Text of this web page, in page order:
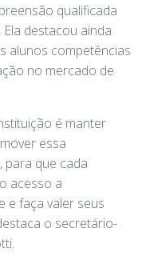
qualificada
destacou ainda
alunos competências
no mercado de
é manter
essa
para que cada
acesso a
e faça valer seus
o secretário-